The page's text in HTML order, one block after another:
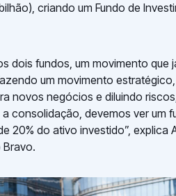
criando um Fundo de
dois fundos, um movimento que
um movimento estratégico,
novos negócios e diluindo
consolidação, devemos ver um
20% do ativo investido”, explica
Bravo.